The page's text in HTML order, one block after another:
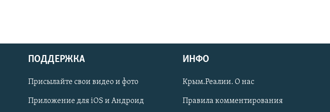
Українською
Qırımtatar
ПОДДЕРЖКА
Присылайте свои видео и фото
Приложение для iOS и Андроид
ИНФО
Крым.Реалии. О нас
Правила комментирования